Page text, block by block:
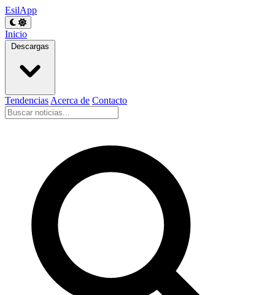
EsilApp
Inicio
Descargas
Tendencias Acerca de Contacto